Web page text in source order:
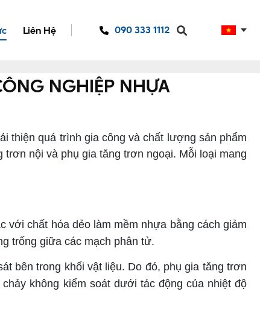
Liên Hệ 090 333 1112
NGHIỆP NHỰA
thiện quá trình gia công và chất lượng sản phẩm
nội và phụ gia tăng trơn ngoại. Mỗi loại mang
với chất hóa dẻo làm mềm nhựa bằng cách giảm
trống giữa các mạch phân tử.
bên trong khối vật liệu. Do đó, phụ gia tăng trơn
không kiểm soát dưới tác động của nhiệt độ